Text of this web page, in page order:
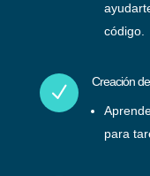
código.
N Creación
para